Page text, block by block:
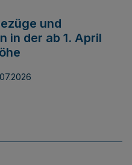
und
in der ab 1. April